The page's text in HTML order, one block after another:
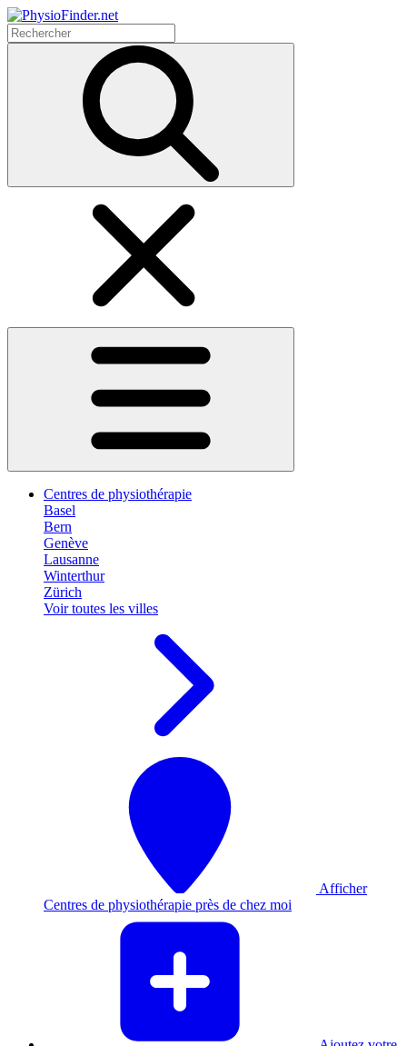
Centres de physiothérapie
Basel
Bern
Genève
Lausanne
Winterthur
Zürich
Voir toutes les villes
Afficher
Centres de physiothérapie près de chez moi